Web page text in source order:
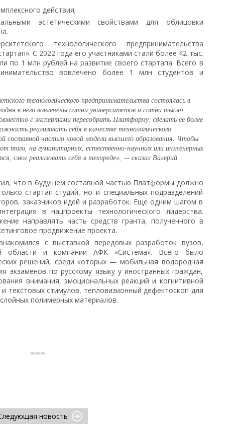
действия;
эстетическими свойствами для облицовки
технологического предпринимательства
С 2022 года его участниками стали более 42 тыс.
по 1 млн рублей на развитие своего стартапа. Всего в
вовлечено более 1 млн студентов и
технологического предпринимательства состоялась в
в него вовлечены сотни университетов и сотни тысяч
с экспертами пересобрать Платформу, сделать ее более
реализовать себя в качестве технологического
составной частью новой модели высшего образования. Чтобы
того, на гуманитарных, естественно-научных или инженерных
смог реализовать себя в техпреде», — сказал Валерий
что в будущем составной частью Платформы должно
стартап-студий, но и специальных подразделений
заказчиков идей и разработок. Еще одним шагом в
в нацпроекты технологического лидерства.
направлять часть средств гранта, полученного в
продвижение проекта.
с выставкой передовых разработок вузов,
области и компании АФК «Система». Всего было
решений, среди которых — мобильная водородная
экзаменов по русскому языку у иностранных граждан,
внимания, эмоциональных реакций и когнитивной
и текстовых стимулов, тепловизионный дефектоскоп для
полимерных материалов.
новость